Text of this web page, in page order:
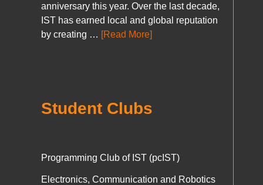
anniversary this year. Over the last decade,
IST has earned local and global reputation
by creating … [Read More]
Student Clubs
Programming Club of IST (pcIST)
Electronics, Communication and Robotics